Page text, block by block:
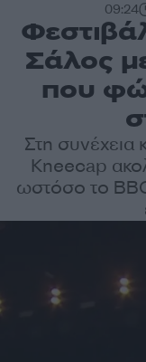
09:24
Σάλος
που
Στη συνέχεια
Kneecap
ωστόσο το